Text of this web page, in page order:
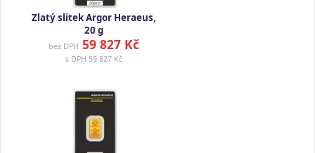
Zlatý slitek Argor Heraeus,
20 g
bez DPH 59 827 Kč
s DPH 59 827 Kč